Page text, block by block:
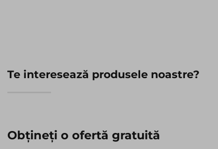
Te interesează produsele noastre?
Obțineți o ofertă gratuită